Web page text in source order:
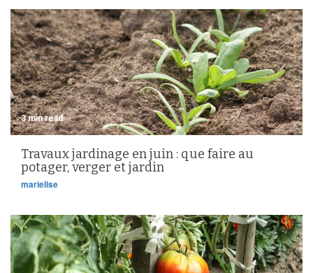
3 min read
Travaux jardinage en juin : que faire au
potager, verger et jardin
marielise